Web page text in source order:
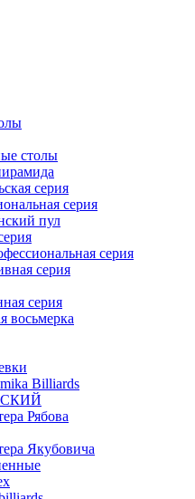
столы
серия
серия
пул
серия
серия
серия
восьмерка
Billiards
Рябова
Якубовича